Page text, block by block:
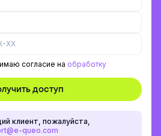
согласие на обработку
клиент, пожалуйста,
queo.com